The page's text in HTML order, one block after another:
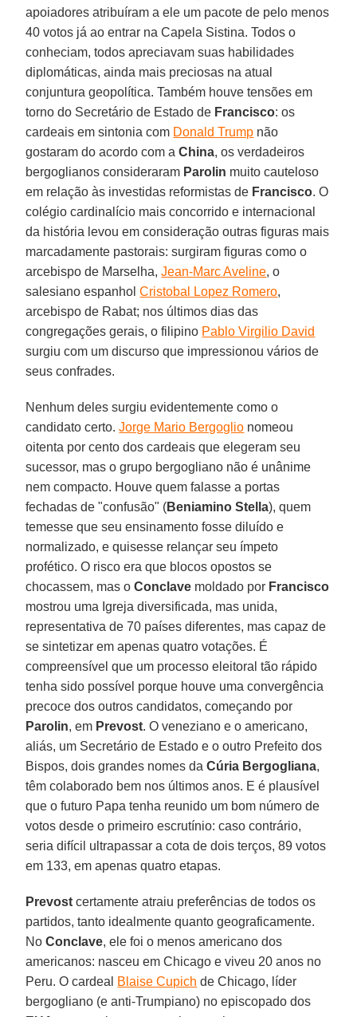
apoiadores atribuíram a ele um pacote de pelo menos
40 votos já ao entrar na Capela Sistina. Todos o
conheciam, todos apreciavam suas habilidades
diplomáticas, ainda mais preciosas na atual
conjuntura geopolítica. Também houve tensões em
torno do Secretário de Estado de Francisco: os
cardeais em sintonia com Donald Trump não
gostaram do acordo com aChina, os verdadeiros
bergoglianos consideraram Parolin muito cauteloso
em relação às investidas reformistas de Francisco. O
colégio cardinalício mais concorrido e internacional
da história levou em consideração outras figuras mais
marcadamente pastorais: surgiram figuras como o
arcebispo de Marselha,Jean-Marc Aveline, o
salesiano espanholCristobal Lopez Romero,
arcebispo de Rabat; nos últimos dias das
congregações gerais, o filipino Pablo Virgilio David
surgiu com um discurso que impressionou vários de
seus confrades.
Nenhum deles surgiu evidentemente como o
candidato certo.Jorge Mario Bergoglio nomeou
oitenta por cento dos cardeais que elegeram seu
sucessor, mas o grupo bergogliano não é unânime
nem compacto. Houve quem falasse a portas
fechadas de "confusão" (Beniamino Stella), quem
temesse que seu ensinamento fosse diluído e
normalizado, e quisesse relançar seu ímpeto
profético. O risco era que blocos opostos se
chocassem, mas oConclave moldado por Francisco
mostrou uma Igreja diversificada, mas unida,
representativa de 70 países diferentes, mas capaz de
se sintetizar em apenas quatro votações. É
compreensível que um processo eleitoral tão rápido
tenha sido possível porque houve uma convergência
precoce dos outros candidatos, começando por
Parolin, em Prevost. O veneziano e o americano,
aliás, um Secretário de Estado e o outro Prefeito dos
Bispos, dois grandes nomes daCúria Bergogliana,
têm colaborado bem nos últimos anos. E é plausível
que o futuro Papa tenha reunido um bom número de
votos desde o primeiro escrutínio: caso contrário,
seria difícil ultrapassar a cota de dois terços, 89 votos
em 133, em apenas quatro etapas.
Prevost certamente atraiu preferências de todos os
partidos, tanto idealmente quanto geograficamente.
NoConclave, ele foi o menos americano dos
americanos: nasceu em Chicago e viveu 20 anos no
Peru. O cardeal Blaise Cupich de Chicago, líder
bergogliano (e anti-Trumpiano) no episcopado dos